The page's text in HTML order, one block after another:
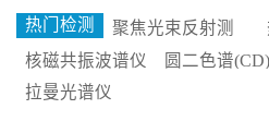
热门检测
聚焦光束反射测
量仪(FBRM)
核磁共振波谱仪 圆二色谱(CD)
拉曼光谱仪